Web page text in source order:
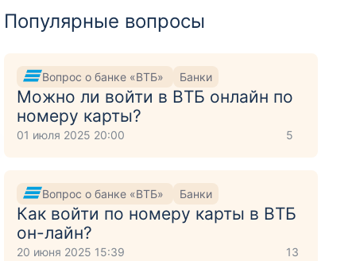
Популярные вопросы
Вопрос о банке «ВТБ» Банки
Можно ли войти в ВТБ онлайн по
номеру карты?
01 июля 2025 20:00 5
Вопрос о банке «ВТБ» Банки
Как войти по номеру карты в ВТБ
он-лайн?
20 июня 2025 15:39 13